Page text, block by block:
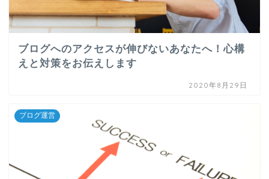
ブログへのアクセスが伸びないあなたへ！心構
えと対策をお伝えします
2020年8月29日
ブログ運営